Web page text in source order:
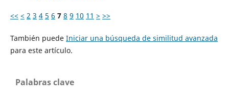
<< < 2 3 4 5 6 7 8 9 10 11 > >>
También puede Iniciar una búsqueda de similitud avanzada
para este artículo.
Palabras clave